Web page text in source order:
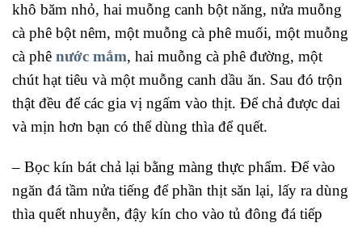
khô băm nhỏ, hai muỗng canh bột năng, nửa muỗng
cà phê bột nêm, một muỗng cà phê muối, một muỗng
cà phê nước mắm, hai muỗng cà phê đường, một
chút hạt tiêu và một muỗng canh dầu ăn. Sau đó trộn
thật đều để các gia vị ngấm vào thịt. Để chả được dai
và mịn hơn bạn có thể dùng thìa để quết.
– Bọc kín bát chả lại bằng màng thực phẩm. Để vào
ngăn đá tầm nửa tiếng để phần thịt săn lại, lấy ra dùng
thìa quết nhuyễn, đậy kín cho vào tủ đông đá tiếp